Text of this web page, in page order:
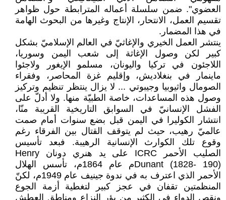
العضوي". ضمن سلسلة أعماله المترابطة حول ظواهر
تقسيم العمل، الانتحار، الإنتاج وغيرها من البحوث الهامة
في هذا المضمار.
ينتشر العمل الخيري والإغاثيّ في العالم الإسلاميّ بشكل
كبير لكن وصول الإغاثة إلى شعب اليمن وسوريا،
اللاجئون في تركيا واليونان، مسلمو الإيغور ولاجئوا
ماينمار في بنغلاديش، وإقليم غزة المحاصر، وفقراء
الصومال واثيوبيا وجيبوتي ... لا يزال ينتظر تنظيم وتركيز
وصول هذه المساعدات، خاصة الطبيّة منها. ولا أدلّ على
الفشل الإنسانيّ في السوابق التاريخية القريبة منّا،
انتشار الكوليرا في اليمن قبل بضع سنوات أمام صمت
عالميّ رهيب، حيث لم يتوقف القتال بين الفرقاء رغم
وقوع تلك الكوارث الإنسانية الرهيبة. فبعد تأسيس
الصليب الأحمر ICRC على يد هنري دونان Henry
Dunant (1828- 190)م عام 1864م، تأسس الهلال
الأحمر الذي اعترف به في ندوة جينيف عام 1949م، لكنّ
المنظمتين تقفان في عجز كبير لتغطية أزمة الجوع
ونقص الدواء في الكثير من بؤر النزاع ومناطق العطش